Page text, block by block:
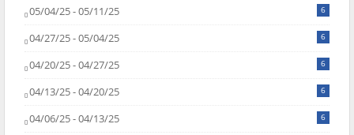
05/04/25 - 05/11/25 6
04/27/25 - 05/04/25 6
04/20/25 - 04/27/25 6
04/13/25 - 04/20/25 6
04/06/25 - 04/13/25 6